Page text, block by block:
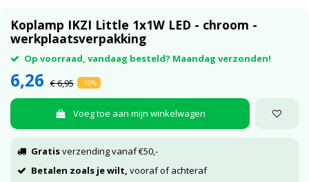
Koplamp IKZI Little 1x1W LED - chroom -
werkplaatsverpakking
Op voorraad, vandaag besteld? Maandag verzonden!
6,26 € 6,95 -10%
Voeg toe aan mijn winkelwagen
Gratisverzending vanaf €50,-
Betalen zoals je wilt, vooraf of achteraf